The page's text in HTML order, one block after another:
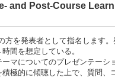
and Post-Course
方を発表者として指名します
間を想定している。
マについてのプレゼンテーシ
極的に傾聴した上で、質問、